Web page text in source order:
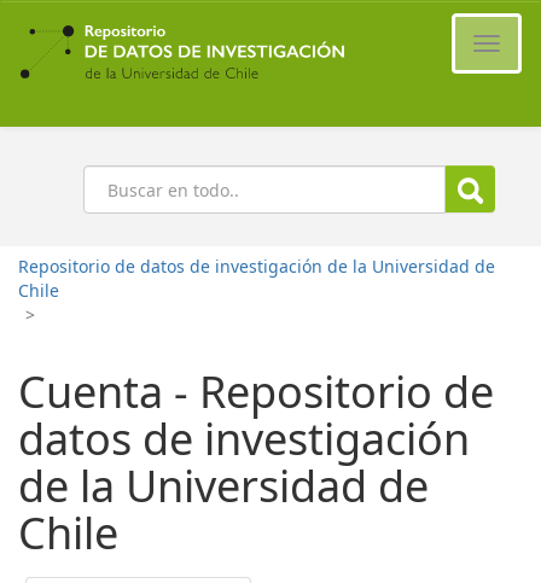
Ir
contenido
principal
Buscar
Repositorio de datos de investigación de la Universidad de
Chile
>
Cuenta - Repositorio de
datos de investigación
de la Universidad de
Chile